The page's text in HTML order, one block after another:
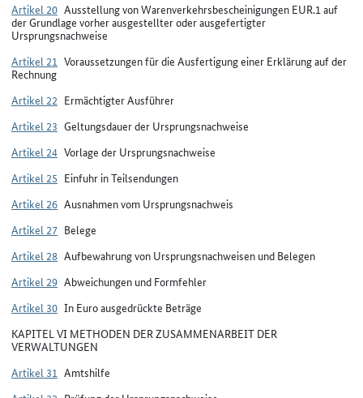
Artikel 20 Ausstellung von Warenverkehrsbescheinigungen EUR.1 auf
der Grundlage vorher ausgestellter oder ausgefertigter
Ursprungsnachweise
Artikel 21 Voraussetzungen für die Ausfertigung einer Erklärung auf der
Rechnung
Artikel 22 Ermächtigter Ausführer
Artikel 23 Geltungsdauer der Ursprungsnachweise
Artikel 24 Vorlage der Ursprungsnachweise
Artikel 25 Einfuhr in Teilsendungen
Artikel 26 Ausnahmen vom Ursprungsnachweis
Artikel 27 Belege
Artikel 28 Aufbewahrung von Ursprungsnachweisen und Belegen
Artikel 29 Abweichungen und Formfehler
Artikel 30 In Euro ausgedrückte Beträge
KAPITEL VI METHODEN DER ZUSAMMENARBEIT DER
VERWALTUNGEN
Artikel 31 Amtshilfe